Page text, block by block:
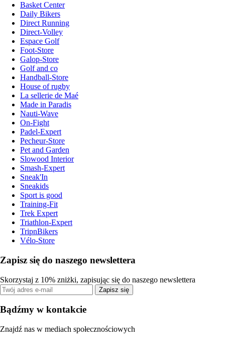
Basket Center
Daily Bikers
Direct Running
Direct-Volley
Espace Golf
Foot-Store
Galop-Store
Golf and co
Handball-Store
House of rugby
La sellerie de Maé
Made in Paradis
Nauti-Wave
On-Fight
Padel-Expert
Pecheur-Store
Pet and Garden
Slowood Interior
Smash-Expert
Sneak'In
Sneakids
Sport is good
Training-Fit
Trek Expert
Triathlon-Expert
TripnBikers
Vélo-Store
Zapisz się do naszego newslettera
Skorzystaj z 10% zniżki, zapisując się do naszego newslettera
Zapisz się
Bądźmy w kontakcie
Znajdź nas w mediach społecznościowych